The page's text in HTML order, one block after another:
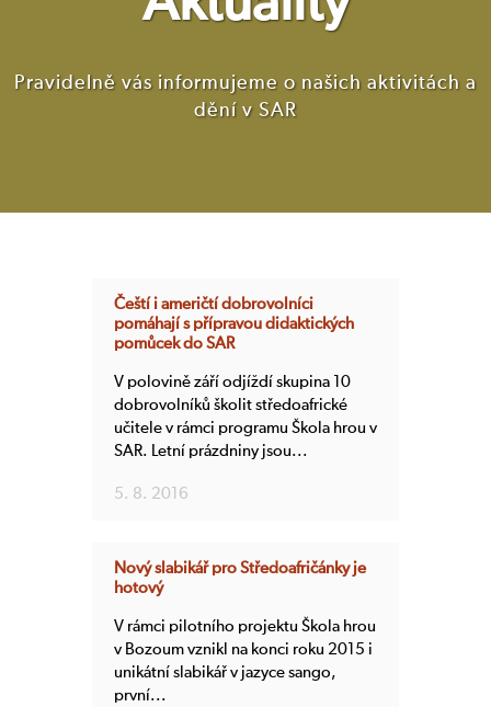
Pravidelně vás informujeme o našich aktivitách a
dění v SAR
Čeští i američtí dobrovolníci
pomáhají s přípravou didaktických
pomůcek do SAR
V polovině září odjíždí skupina 10
dobrovolníků školit středoafrické
učitele v rámci programu Škola hrou v
SAR. Letní prázdniny jsou...
5. 8. 2016
Nový slabikář pro Středoafričánky je
hotový
V rámci pilotního projektu Škola hrou
v Bozoum vznikl na konci roku 2015 i
unikátní slabikář v jazyce sango,
první...